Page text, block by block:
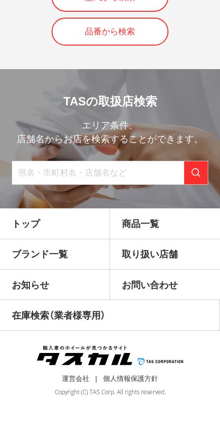
品番から検索
TASの取扱店検索
エリア条件、
店舗名からお店を検索することができます。
トップ 商品一覧
ブランド一覧 取り扱い店舗
お知らせ お問い合わせ
在庫検索（業者様専用）
運営会社
個人情報保護方針
Copyright (C) TAS Corp. All rights reserved.